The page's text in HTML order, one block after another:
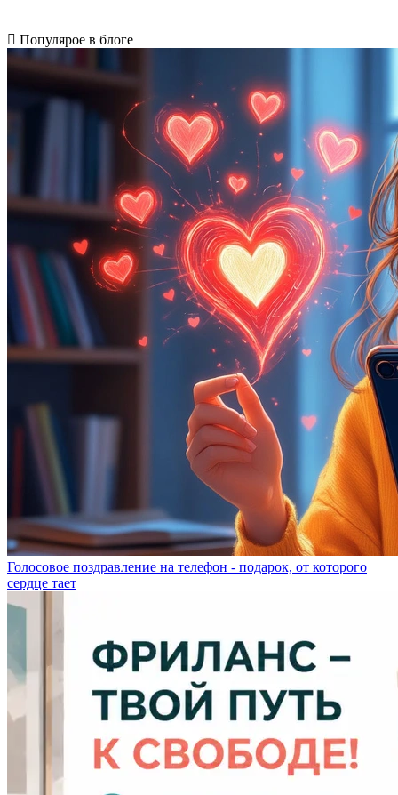
Популярое в блоге
Голосовое поздравление на телефон - подарок, от которого
сердце тает